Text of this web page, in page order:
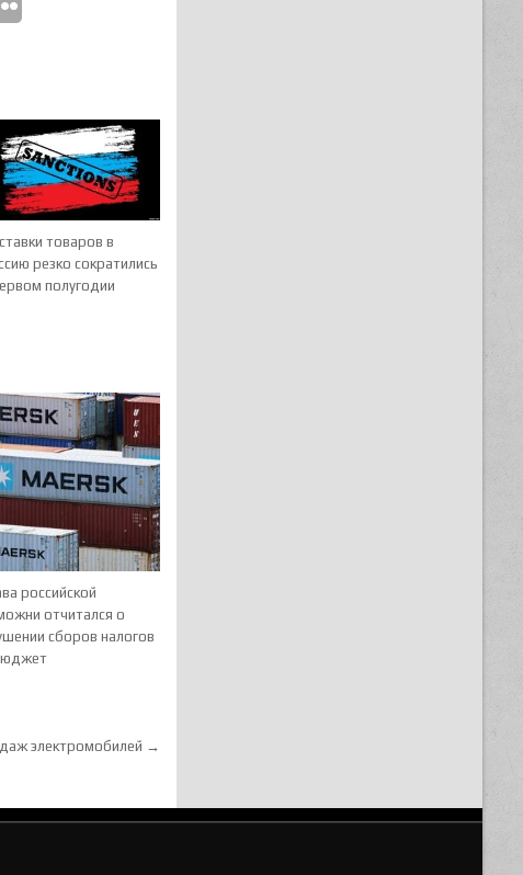
товаров в
резко сократились
полугодии
российской
отчитался о
сборов налогов
электромобилей →